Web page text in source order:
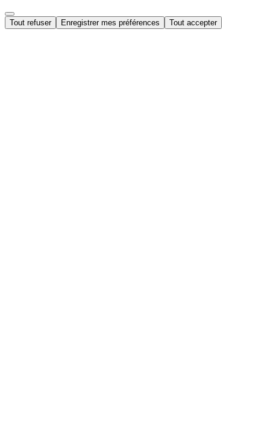
Tout refuser Enregistrer mes préférences Tout accepter